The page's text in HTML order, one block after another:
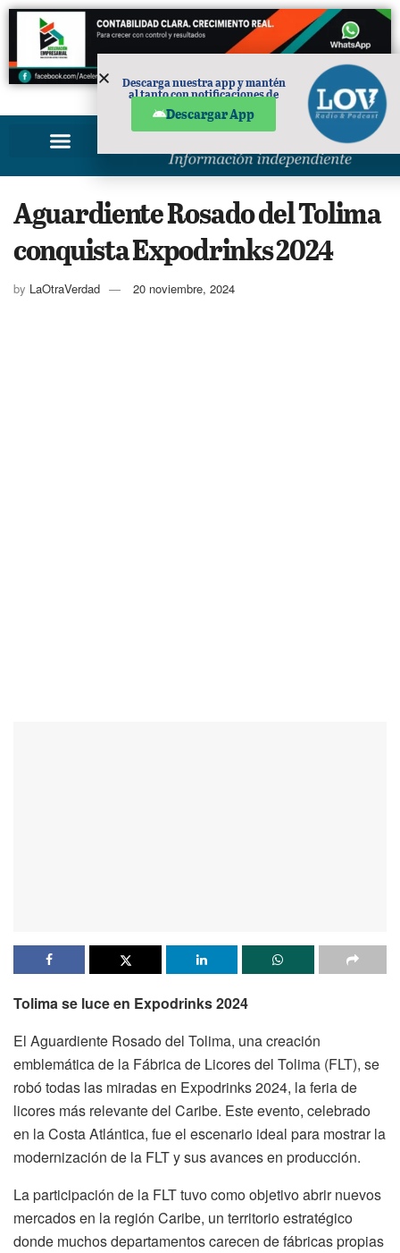
PUBLICIDAD
Aguardiente Rosado del Tolima
conquista Expodrinks 2024
by LaOtraVerdad 20 noviembre, 2024
Tolima se luce en Expodrinks 2024
El Aguardiente Rosado del Tolima, una creación
emblemática de la Fábrica de Licores del Tolima (FLT), se
robó todas las miradas en Expodrinks 2024, la feria de
licores más relevante del Caribe. Este evento, celebrado
en la Costa Atlántica, fue el escenario ideal para mostrar la
modernización de la FLT y sus avances en producción.
La participación de la FLT tuvo como objetivo abrir nuevos
mercados en la región Caribe, un territorio estratégico
donde muchos departamentos carecen de fábricas propias
Descarga nuestra app y mantén
al tanto con notificaciones de
Descargar App